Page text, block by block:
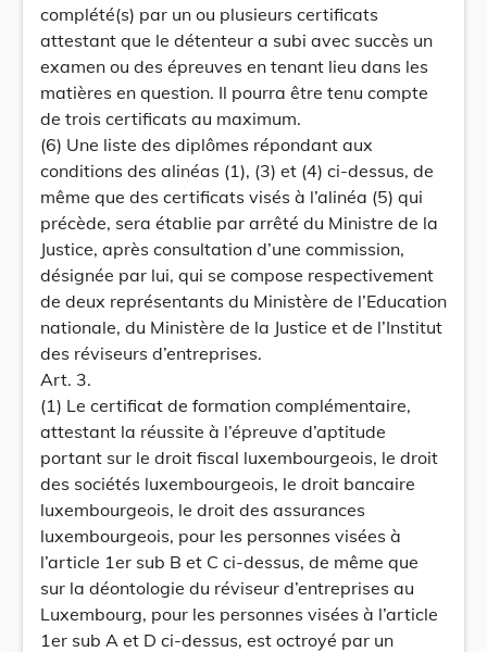
complété(s) par un ou plusieurs certificats
attestant que le détenteur a subi avec succès un
examen ou des épreuves en tenant lieu dans les
matières en question. Il pourra être tenu compte
de trois certificats au maximum.
(6) Une liste des diplômes répondant aux
conditions des alinéas (1), (3) et (4) ci-dessus, de
même que des certificats visés à l’alinéa (5) qui
précède, sera établie par arrêté du Ministre de la
Justice, après consultation d’une commission,
désignée par lui, qui se compose respectivement
de deux représentants du Ministère de l’Education
nationale, du Ministère de la Justice et de l’Institut
des réviseurs d’entreprises.
Art. 3.
(1) Le certificat de formation complémentaire,
attestant la réussite à l’épreuve d’aptitude
portant sur le droit fiscal luxembourgeois, le droit
des sociétés luxembourgeois, le droit bancaire
luxembourgeois, le droit des assurances
luxembourgeois, pour les personnes visées à
l’article 1er sub B et C ci-dessus, de même que
sur la déontologie du réviseur d’entreprises au
Luxembourg, pour les personnes visées à l’article
1er sub A et D ci-dessus, est octroyé par un